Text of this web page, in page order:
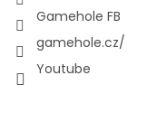
Gamehole FB
gamehole.cz/
Youtube